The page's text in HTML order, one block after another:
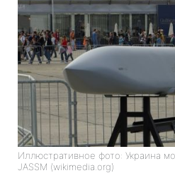
Иллюстративное фото: Украина
JASSM (wikimedia.org)